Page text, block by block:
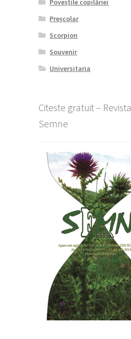
Poveștile copilăriei
Preșcolar
Scorpion
Souvenir
Universitaria
Citeste gratuit – Revista
Semne